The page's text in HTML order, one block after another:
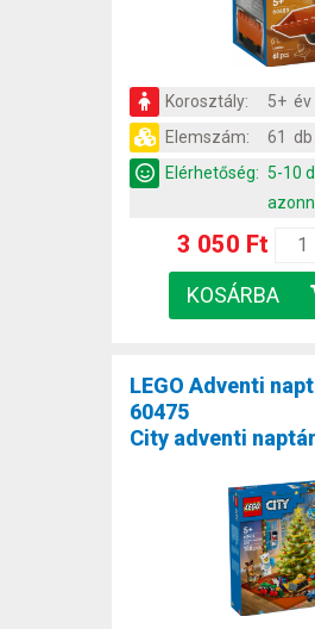
Korosztály:
5+ év
Elemszám:
61 db
Elérhetőség: 5-10
3 050 Ft
LEGO Adventi
60475
City adventi